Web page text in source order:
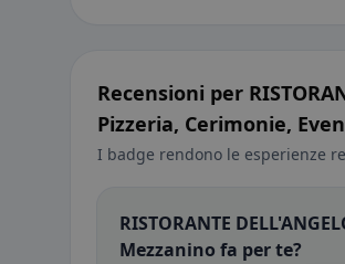
Recensioni per
Pizzeria, Cerimonie,
I badge rendono le esperienze
RISTORANTE
Mezzanino fa per te?